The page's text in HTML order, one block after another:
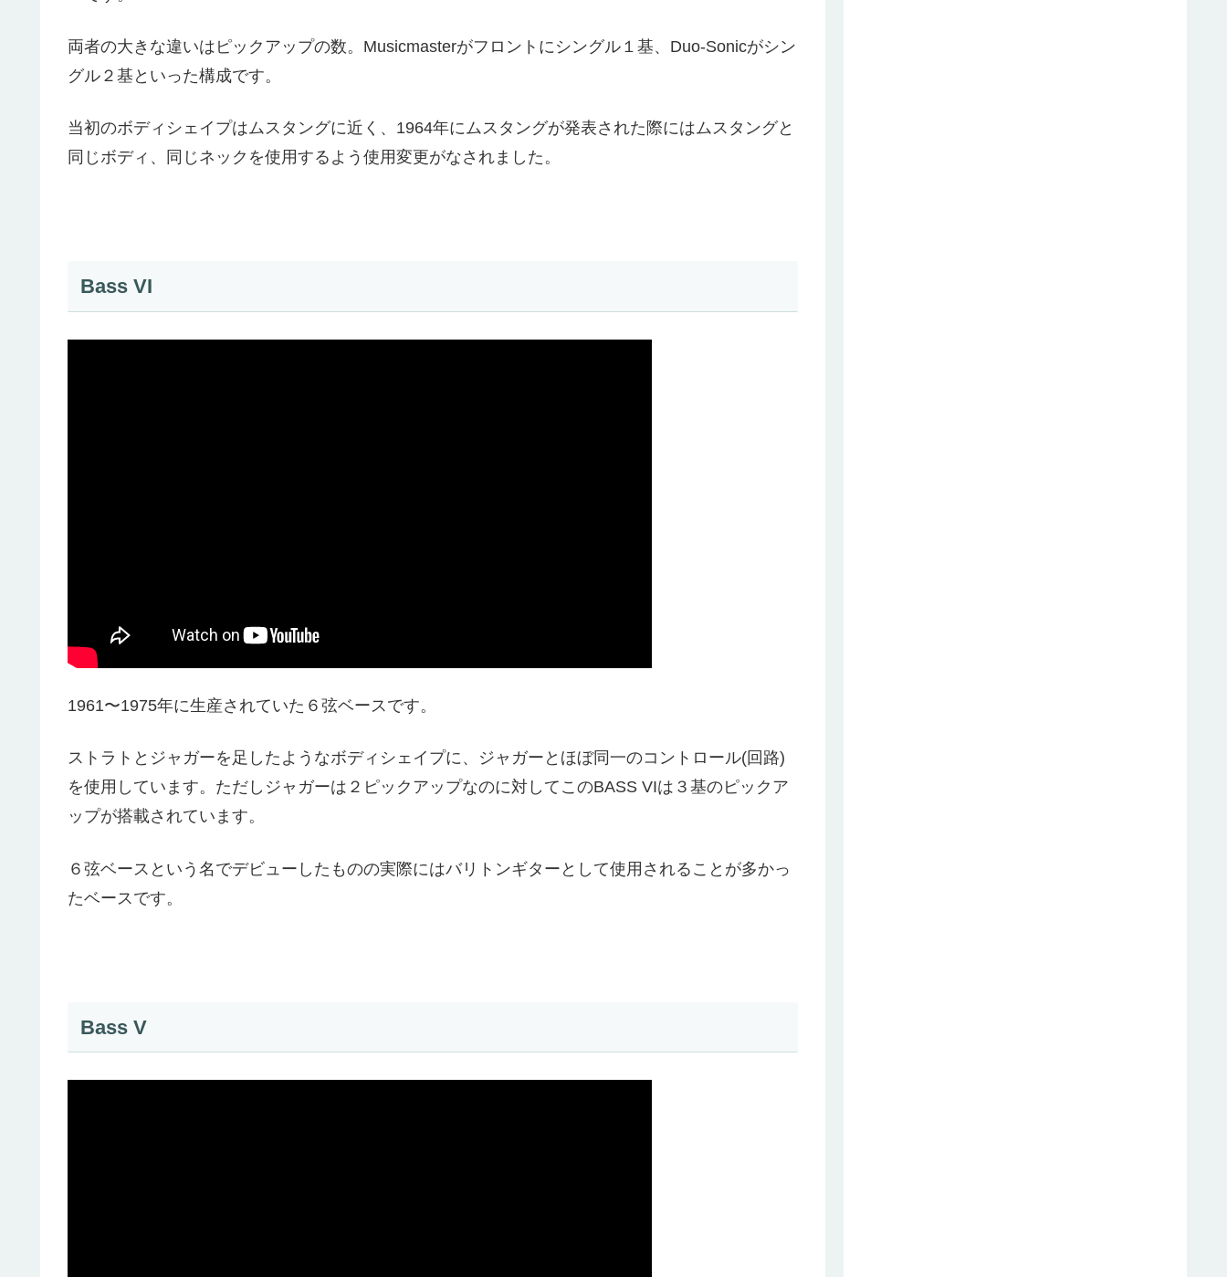
両者の大きな違いはピックアップの数。Musicmasterがフロントにシングル１基、Duo-Sonicがシン
グル２基といった構成です。
当初のボディシェイプはムスタングに近く、1964年にムスタングが発表された際にはムスタングと
同じボディ、同じネックを使用するよう使用変更がなされました。
Bass VI
1961〜1975年に生産されていた６弦ベースです。
ストラトとジャガーを足したようなボディシェイプに、ジャガーとほぼ同一のコントロール(回路)
を使用しています。ただしジャガーは２ピックアップなのに対してこのBASS VIは３基のピックア
ップが搭載されています。
６弦ベースという名でデビューしたものの実際にはバリトンギターとして使用されることが多かっ
たベースです。
Bass V